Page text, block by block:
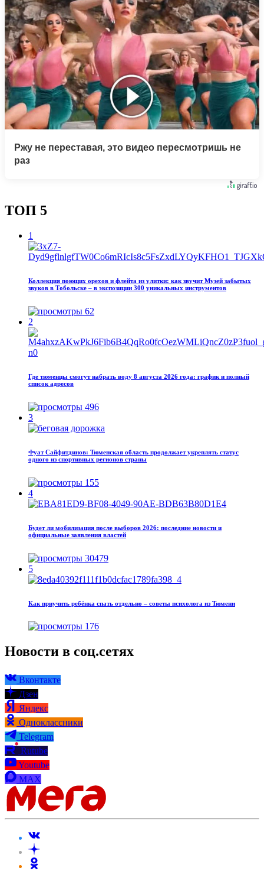
Ржу не переставая, это видео пересмотришь не
раз
ТОП 5
1
Коллекция поющих орехов и флейта из улитки: как звучит Музей забытых
звуков в Тобольске – в экспозиции 300 уникальных инструментов
62
2
Где тюменцы смогут набрать воду 8 августа 2026 года: график и полный
список адресов
496
3
Фуат Сайфитдинов: Тюменская область продолжает укреплять статус
одного из спортивных регионов страны
155
4
Будет ли мобилизация после выборов 2026: последние новости и
официальные заявления властей
30479
5
Как приучить ребёнка спать отдельно – советы психолога из Тюмени
176
Новости в соц.сетях
Вконтакте
Дзен
Яндекс
Одноклассники
Telegram
Rutube
Youtube
MAX